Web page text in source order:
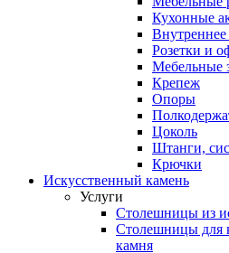
Кухонные
Розетки и
Мебельные
Крепеж
Опоры
Цоколь
Штанги,
Крючки
Искусственный камень
Услуги
Столешницы из
Столешницы для
камня